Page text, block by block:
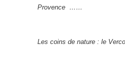
Les coins de nature : le